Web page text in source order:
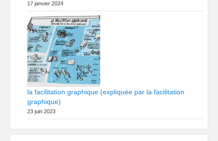
17 janvier 2024
la facilitation graphique (expliquée par la facilitation
graphique)
23 juin 2023